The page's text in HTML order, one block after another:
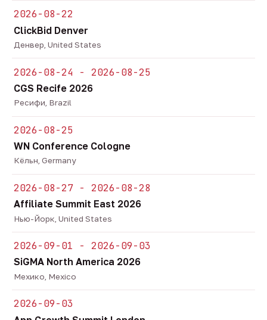
2026-08-22
ClickBid Denver
Денвер, United States
2026-08-24 - 2026-08-25
CGS Recife 2026
Ресифи, Brazil
2026-08-25
WN Conference Cologne
Кёльн, Germany
2026-08-27 - 2026-08-28
Affiliate Summit East 2026
Нью-Йорк, United States
2026-09-01 - 2026-09-03
SiGMA North America 2026
Мехико, Mexico
2026-09-03